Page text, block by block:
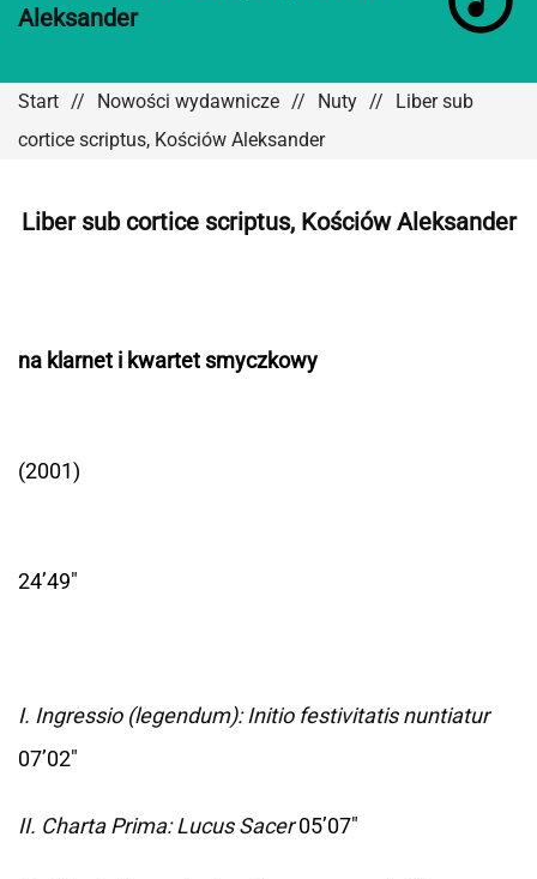
Aleksander
Start Nowości wydawnicze Nuty
Liber sub
cortice scriptus, Kościów Aleksander
Liber sub cortice scriptus, Kościów Aleksander
na klarnet i kwartet smyczkowy
(2001)
24’49"
I. Ingressio (legendum): Initio festivitatis nuntiatur
07’02"
II. Charta Prima: Lucus Sacer05’07"